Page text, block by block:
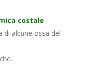
costale
di alcune ossa del